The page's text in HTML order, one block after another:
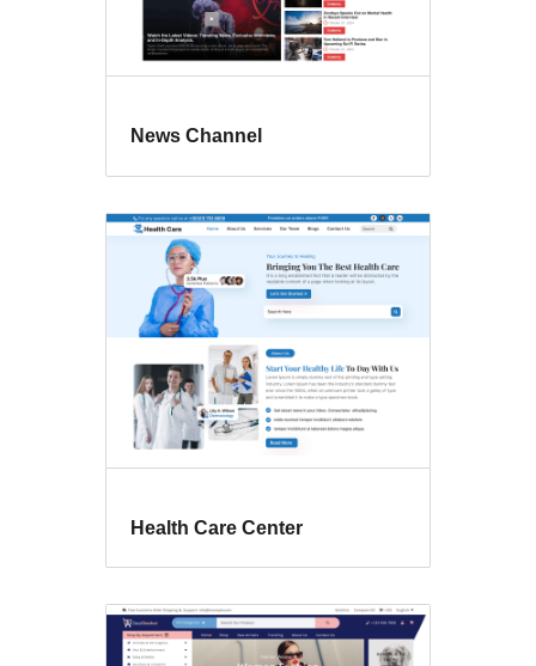
News Channel
Health Care Center